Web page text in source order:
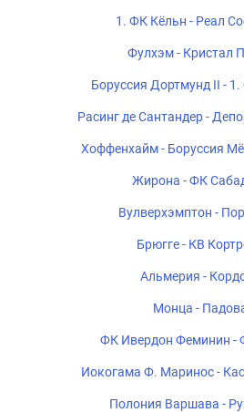
1. ФК Кёльн - Реал
Фулхэм - Кристал
Боруссия Дортмунд II -
Расинг де Сантандер -
Хоффенхайм - Боруссия
Жирона - ФК
Вулверхэмптон -
Брюгге - КВ
Альмерия -
Монца -
ФК Ивердон Феминин -
Иокогама Ф. Маринос -
Полония Варшава -